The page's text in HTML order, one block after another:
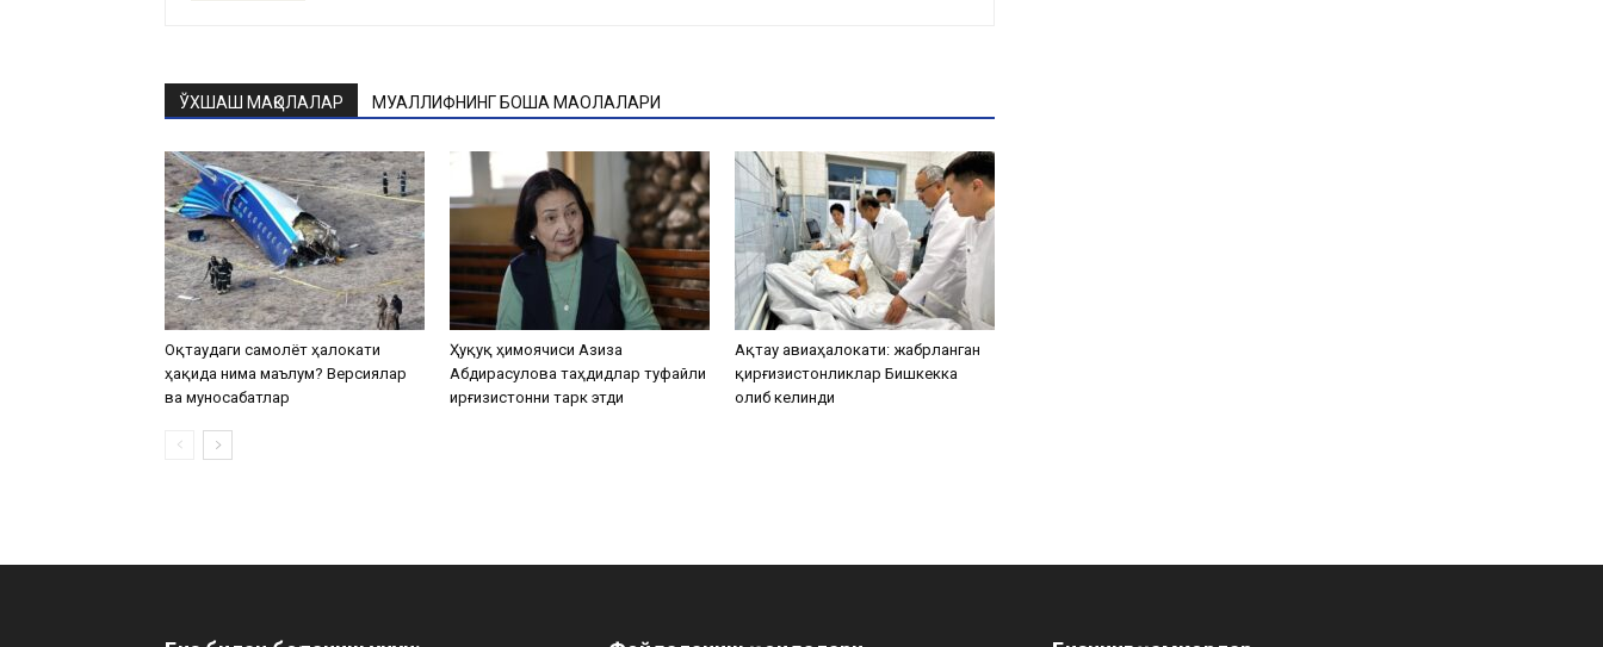
ЎХШАШ МАҚОЛАЛАР МУАЛЛИФНИНГ БОШҚА МАҚОЛАЛАРИ
Оқтаудаги самолёт ҳалокати
ҳақида нима маълум? Версиялар
ва муносабатлар
Ҳуқуқ ҳимоячиси Азиза
Абдирасулова таҳдидлар туфайли
Қирғизистонни тарк этди
Ақтау авиаҳалокати: жабрланган
қирғизистонликлар Бишкекка
олиб келинди